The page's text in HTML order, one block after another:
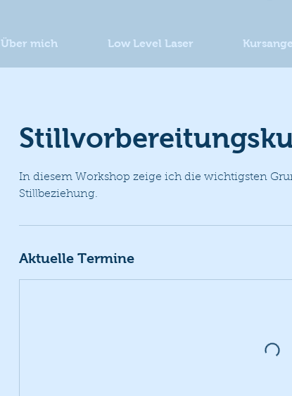
Über mich Low Level Laser
In diesem Workshop zeige ich die wichtigsten
Stillbeziehung.
Aktuelle Termine